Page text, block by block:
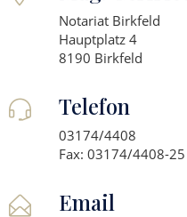
Notariat Birkfeld
Hauptplatz 4
8190 Birkfeld
Telefon
03174/4408
Fax: 03174/4408-25
Email